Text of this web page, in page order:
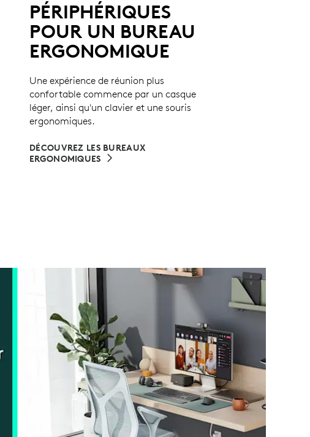
PÉRIPHÉRIQUES
POUR UN BUREAU
ERGONOMIQUE
Une expérience de réunion plus
confortable commence par un casque
léger, ainsi qu'un clavier et une souris
ergonomiques.
DÉCOUVREZ LES BUREAUX
ERGONOMIQUES